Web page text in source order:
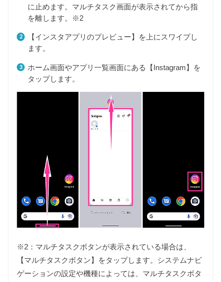
に止めます。マルチタスク画面が表示されてから指
を離します。※2
【インスタアプリのプレビュー】を上にスワイプし
ます。
ホーム画面やアプリ一覧画面にある【Instagram】を
タップします。
※2：マルチタスクボタンが表示されている場合は、
【マルチタスクボタン】をタップします。システムナビ
ゲーションの設定や機種によっては、マルチタスクボタ